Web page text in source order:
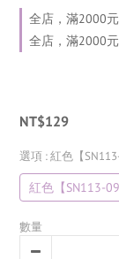
全店，滿2000
全店，滿2000
NT$129
選項 : 紅色【
紅色【SN113-
數量